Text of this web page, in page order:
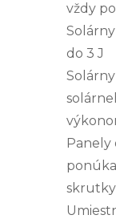
vždy
do 3 J
Panely
skrutky